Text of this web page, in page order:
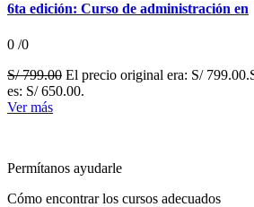
6ta edición: Curso de administración en
0 /0
S/799.00 El precio original era: S/ 799.00.
es: S/ 650.00.
Ver más
Permítanos ayudarle
Cómo encontrar los cursos adecuados